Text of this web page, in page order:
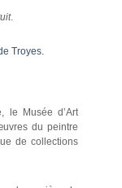
.
Troyes.
le Musée d’Art
du peintre
de collections